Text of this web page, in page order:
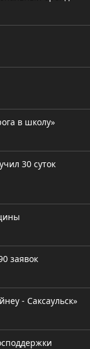
в школу»
30 суток
заявок
- Саксаульск»